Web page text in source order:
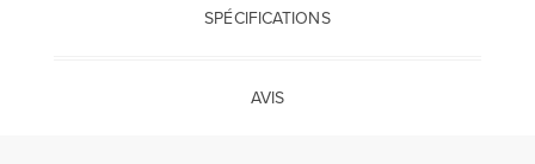
SPÉCIFICATIONS
AVIS